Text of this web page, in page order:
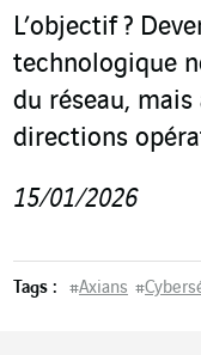
L’objectif ?
technologique
du réseau, mais
directions
15/01/2026
Tags : #Axians #